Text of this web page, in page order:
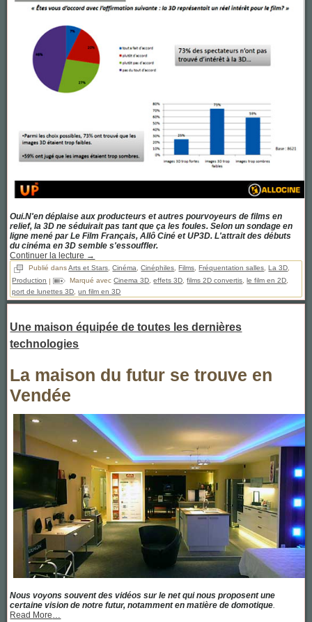
Oui.N'en déplaise aux producteurs et autres pourvoyeurs de films en
relief, la 3D ne séduirait pas tant que ça les foules. Selon un sondage en
ligne mené par Le Film Français, Allô Ciné et UP3D. L'attrait des débuts
du cinéma en 3D semble s'essouffler.
Continuer la lecture →
Publié dans Arts et Stars ,Cinéma ,Cinéphiles ,Films ,Fréquentation salles ,La 3D
Production | Marqué avec Cinema 3D ,effets 3D ,films 2D convertis ,le film en 2D
port de lunettes 3D ,un film en 3D
Une maison équipée de toutes les dernières
technologies
La maison du futur se trouve en
Vendée
Nous voyons souvent des vidéos sur le net qui nous proposent une
certaine vision de notre futur, notamment en matière de domotique.
Read More…